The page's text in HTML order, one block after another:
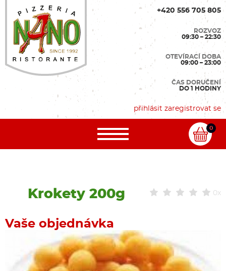
+420 556 705 805
ROZVOZ
09:30 – 22:30
OTEVÍRACÍ DOBA
09:00 – 23:00
ČAS DORUČENÍ
DO 1 HODINY
přihlásit zaregistrovat se
0
0x
Krokety 200g
Vaše objednávka